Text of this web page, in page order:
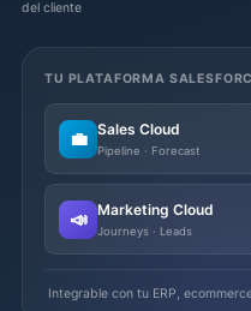
del cliente
TU PLATAFORMA
💼 Sales Cloud
Pipeline · Forecast
📣 Marketing Cloud
Journeys · Leads
Integrable con tu ERP,